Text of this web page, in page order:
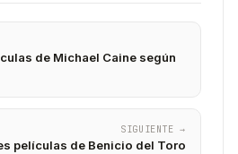
de Michael Caine​ según
SIGUIENTE →
películas de Benicio del Toro